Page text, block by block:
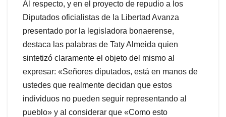
Al respecto, y en el proyecto de repudio a los
Diputados oficialistas de la Libertad Avanza
presentado por la legisladora bonaerense,
destaca las palabras de Taty Almeida quien
sintetizó claramente el objeto del mismo al
expresar: «Señores diputados, está en manos de
ustedes que realmente decidan que estos
individuos no pueden seguir representando al
pueblo» y al considerar que «Como esto